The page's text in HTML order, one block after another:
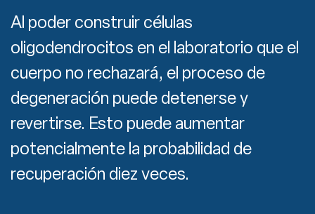
Al poder construir células
oligodendrocitos en el laboratorio que el
cuerpo no rechazará, el proceso de
degeneración puede detenerse y
revertirse. Esto puede aumentar
potencialmente la probabilidad de
recuperación diez veces.